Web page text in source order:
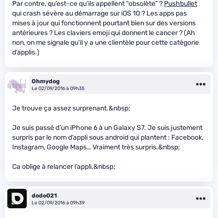
Par contre, qu’est-ce qu’ils appellent “obsolète” ? Pushbullet
qui crash sévère au démarrage sur iOS 10 ? Les apps pas
mises à jour qui fonctionnent pourtant bien sur des versions
antérieures ? Les claviers emoji qui donnent le cancer ? (Ah
non, on me signale qu’il y a une clientèle pour cette catégorie
d’applis.)
Ohmydog
Le 02/09/2016 à 09h35
Je trouve ça assez surprenant.&nbsp;
Je suis passé d’un iPhone 6 à un Galaxy S7. Je suis justement
surpris par le nom d’appli sous android qui plantent : Facebook,
Instagram, Google Maps… Vraiment très surpris.&nbsp;
Ca oblige à relancer l’appli.&nbsp;
dodo021
Le 02/09/2016 à 09h39